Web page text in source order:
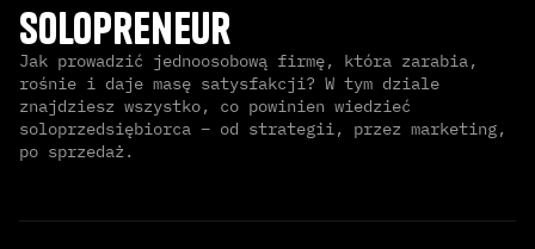
Solopreneur
Jak prowadzić jednoosobową firmę, która zarabia,
rośnie i daje masę satysfakcji? W tym dziale
znajdziesz wszystko, co powinien wiedzieć
soloprzedsiębiorca – od strategii, przez marketing,
po sprzedaż.